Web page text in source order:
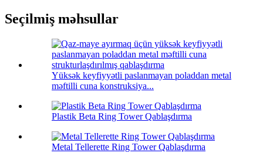
Seçilmiş məhsullar
Yüksək keyfiyyətli paslanmayan poladdan metal
məftilli cuna konstruksiya...
Plastik Beta Ring Tower Qablaşdırma
Metal Tellerette Ring Tower Qablaşdırma